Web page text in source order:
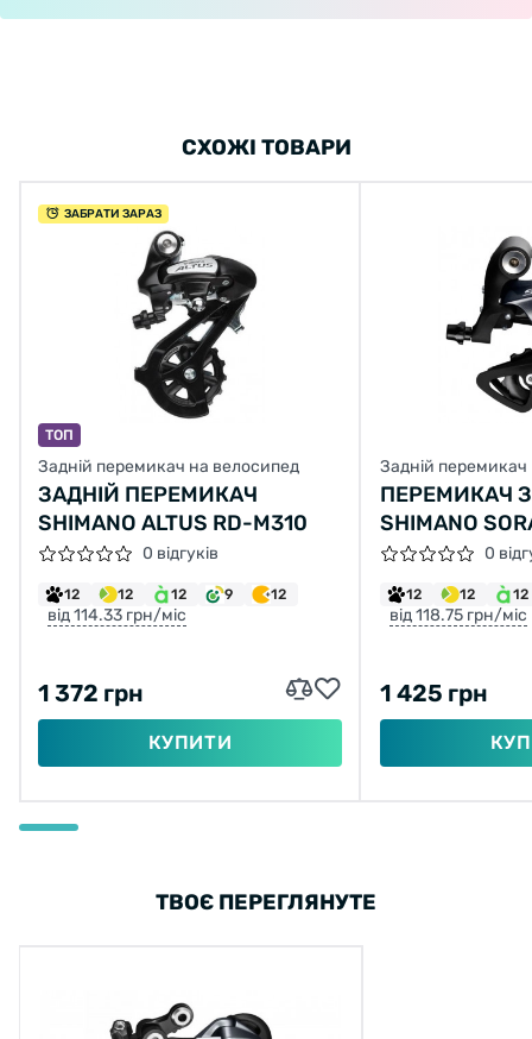
СХОЖІ ТОВАРИ
ЗАБРАТИ ЗАРАЗ
ТОП
Задній перемикач на велосипед
ЗАДНІЙ ПЕРЕМИКАЧ
SHIMANO ALTUS RD-M310
0 відгуків
12 12 12 9 12
від 114.33 грн/міс
1 372 грн
КУПИТИ
Задній
ПЕРЕМИКАЧ
SHIMANO
SS, 9-СК.,0
12 12 12
від 118.75 грн/міс
1 425 грн
ТВОЄ ПЕРЕГЛЯНУТЕ